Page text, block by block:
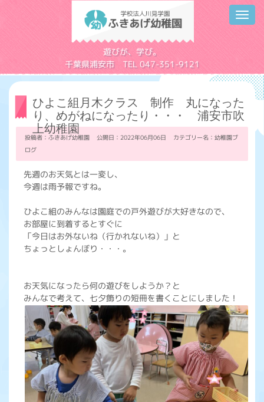
遊びが、学び。
千葉県浦安市 TEL 047-351-9121
ひよこ組月木クラス 制作 丸になった
り、めがねになったり・・・ 浦安市吹
上幼稚園
投稿者：ふきあげ幼稚園 公開日：2022年06月06日 カテゴリー名： 幼稚園ブ
ログ
先週のお天気とは一変し、
今週は雨予報ですね。
ひよこ組のみんなは園庭での戸外遊びが大好きなので、
お部屋に到着するとすぐに
「今日はお外ないね（行かれないね）」と
ちょっとしょんぼり・・・。
お天気になったら何の遊びをしようか？と
みんなで考えて、七夕飾りの短冊を書くことにしました！